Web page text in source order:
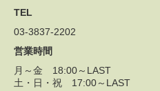
TEL
03-3837-2202
営業時間
月～金 18:00～LAST
土・日・祝 17:00～LAST